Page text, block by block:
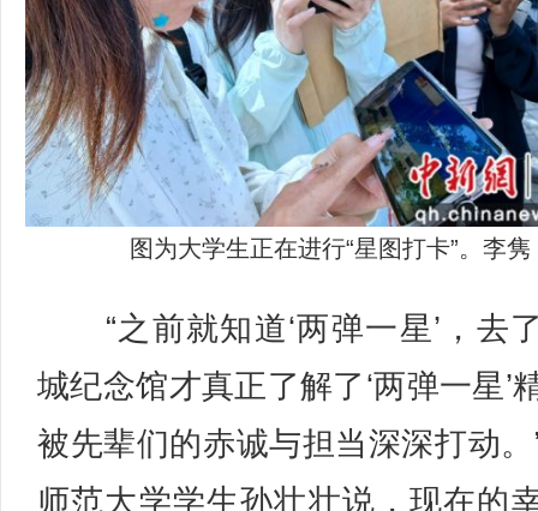
图为大学生正在进行“星图打卡”。李隽
“之前就知道‘两弹一星’，去
城纪念馆才真正了解了‘两弹一星’
被先辈们的赤诚与担当深深打动。
师范大学学生孙壮壮说，现在的